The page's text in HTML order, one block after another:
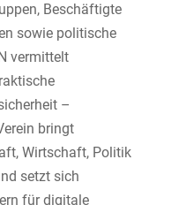
Beschäftigte
sowie politische
vermittelt
–
bringt
Wirtschaft, Politik
setzt sich
für digitale